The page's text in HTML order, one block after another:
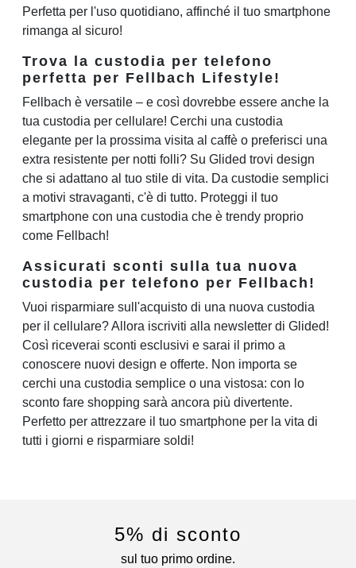
Perfetta per l'uso quotidiano, affinché il tuo smartphone
rimanga al sicuro!
Trova la custodia per telefono
perfetta per Fellbach Lifestyle!
Fellbach è versatile – e così dovrebbe essere anche la
tua custodia per cellulare! Cerchi una custodia
elegante per la prossima visita al caffè o preferisci una
extra resistente per notti folli? Su Glided trovi design
che si adattano al tuo stile di vita. Da custodie semplici
a motivi stravaganti, c'è di tutto. Proteggi il tuo
smartphone con una custodia che è trendy proprio
come Fellbach!
Assicurati sconti sulla tua nuova
custodia per telefono per Fellbach!
Vuoi risparmiare sull'acquisto di una nuova custodia
per il cellulare? Allora iscriviti alla newsletter di Glided!
Così riceverai sconti esclusivi e sarai il primo a
conoscere nuovi design e offerte. Non importa se
cerchi una custodia semplice o una vistosa: con lo
sconto fare shopping sarà ancora più divertente.
Perfetto per attrezzare il tuo smartphone per la vita di
tutti i giorni e risparmiare soldi!
5% di sconto
sul tuo primo ordine.